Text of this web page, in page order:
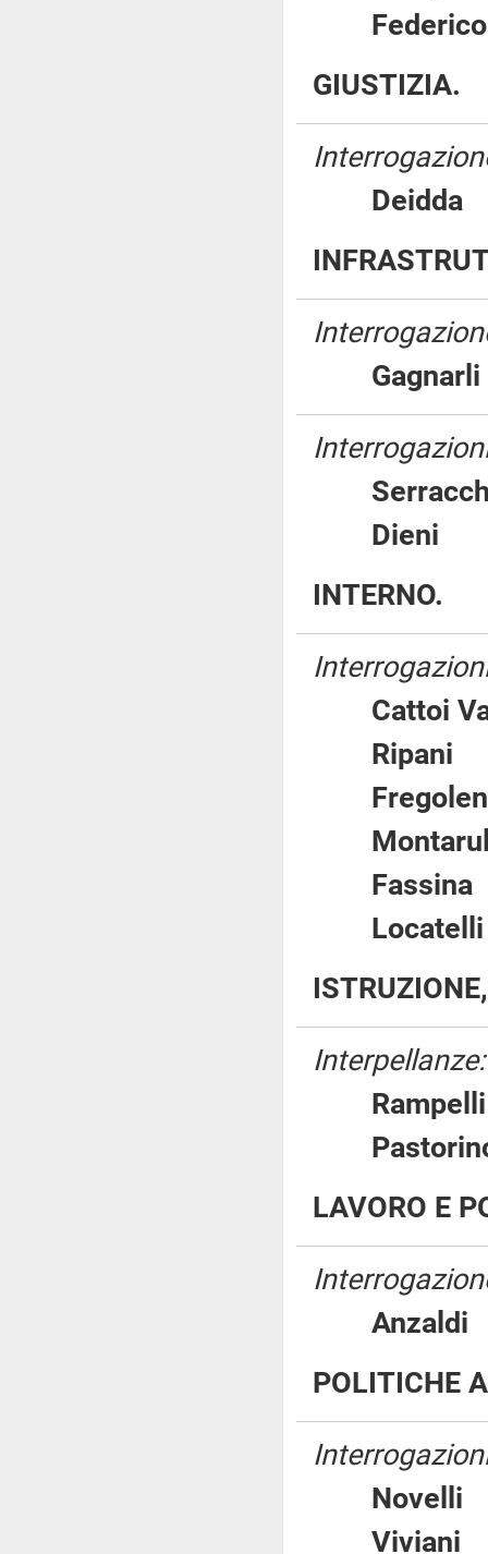
GIUSTIZIA.
INTERNO.
Cattoi
Interpellanze:
LAVORO E
POLITICHE